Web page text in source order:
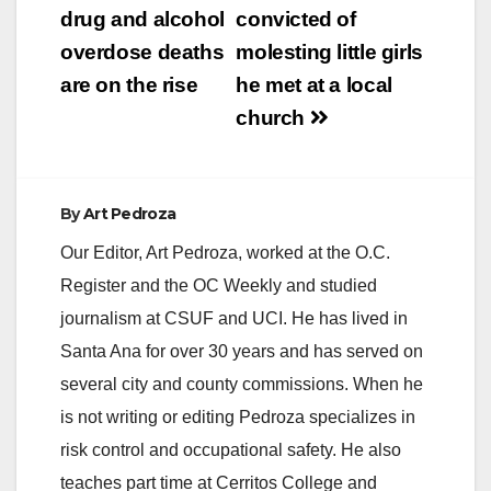
navigationconvicted of
molesting little girls
he met at a local
church
drug and alcohol
overdose deaths
are on the rise
ByArt Pedroza
Our Editor, Art Pedroza, worked at the O.C.
Register and the OC Weekly and studied
journalism at CSUF and UCI. He has lived in
Santa Ana for over 30 years and has served on
several city and county commissions. When he
is not writing or editing Pedroza specializes in
risk control and occupational safety. He also
teaches part time at Cerritos College and